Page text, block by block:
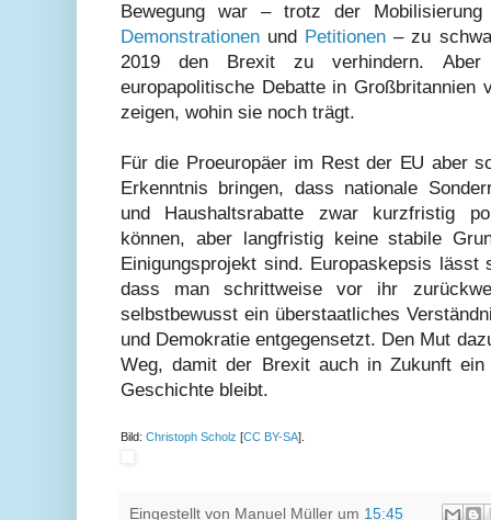
Bewegung war – trotz der
Demonstrationen und Petitionen – zu
2019 den Brexit zu verhindern.
europapolitische Debatte in Großbritannien
zeigen, wohin sie noch trägt.
Für die Proeuropäer im Rest der EU aber
Erkenntnis bringen, dass nationale
und Haushaltsrabatte zwar kurzfristig
können, aber langfristig keine stabile
Einigungsprojekt sind. Europaskepsis lässt
dass man schrittweise vor ihr
selbstbewusst ein überstaatliches
und Demokratie entgegensetzt. Den Mut
Weg, damit der Brexit auch in Zukunft
Geschichte bleibt.
Bild: Christoph Scholz [CC BY-SA].
Eingestellt von Manuel Müller um 15:45